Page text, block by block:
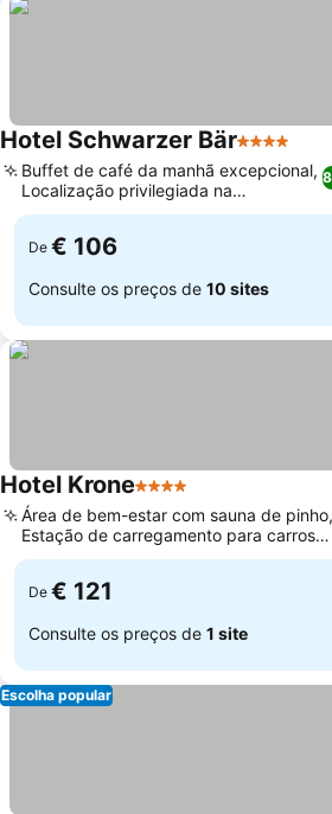
Hotel Schwarzer Bär4 Estrelas
Buffet de café da manhã excepcional,
Localização privilegiada na
Herrenstrasse
De € 106
Consulte os preços de 10 sites
Hotel Krone4 Estrelas
Área de bem-estar com sauna de pinho,
Estação de carregamento para carros
elétricos
De € 121
Consulte os preços de 1 site
Escolha popular